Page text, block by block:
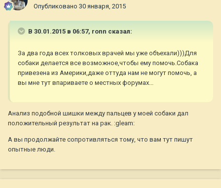
Опубликовано 30 января, 2015
В 30.01.2015 в 06:57, ronn сказал:
За два года всех толковых врачей мы уже объехали)))Для
собаки делается все возможное,чтобы ему помочь.Собака
привезена из Америки,даже оттуда нам не могут помочь, а
вы мне тут впариваете о местных форумах...
Анализ подобной шишки между пальцев у моей собаки дал
положительный результат на рак. :gleam:
А вы продолжайте сопротивляться тому, что вам тут пишут
опытные люди.